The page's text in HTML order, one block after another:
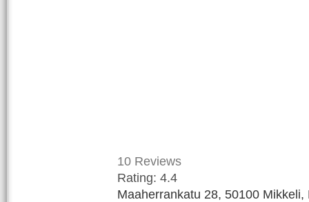
10 Reviews
Rating: 4.4
Maaherrankatu 28, 50100 Mikkeli,